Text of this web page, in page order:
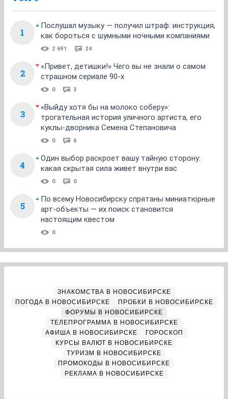
1
Послушал музыку — получил штраф: инструкция,
как бороться с шумными ночными компаниями
2 691 24
2
«Привет, детишки!» Чего вы не знали о самом
страшном сериале 90-х
0 3
3
«Выйду хотя бы на молоко соберу»:
трогательная история уличного артиста, его
куклы-дворника Семена Степановича
0 6
4
Один выбор раскроет вашу тайную сторону:
какая скрытая сила живет внутри вас
0 0
5
По всему Новосибирску спрятаны миниатюрные
арт-объекты — их поиск становится
настоящим квестом
0
ЗНАКОМСТВА В НОВОСИБИРСКЕ
ПОГОДА В НОВОСИБИРСКЕ
ПРОБКИ В НОВОСИБИРСКЕ
ФОРУМЫ В НОВОСИБИРСКЕ
ТЕЛЕПРОГРАММА В НОВОСИБИРСКЕ
АФИША В НОВОСИБИРСКЕ
ГОРОСКОП
КУРСЫ ВАЛЮТ В НОВОСИБИРСКЕ
ТУРИЗМ В НОВОСИБИРСКЕ
ПРОМОКОДЫ В НОВОСИБИРСКЕ
РЕКЛАМА В НОВОСИБИРСКЕ